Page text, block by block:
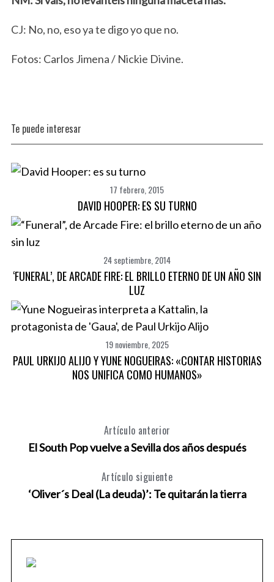
CJ: No, no, eso ya te digo yo que no.
Fotos: Carlos Jimena / Nickie Divine.
Te puede interesar
17 febrero, 2015
DAVID HOOPER: ES SU TURNO
24 septiembre, 2014
‘FUNERAL’, DE ARCADE FIRE: EL BRILLO ETERNO DE UN AÑO SIN
LUZ
19 noviembre, 2025
PAUL URKIJO ALIJO Y YUNE NOGUEIRAS: «CONTAR HISTORIAS
NOS UNIFICA COMO HUMANOS»
Artículo anterior
El South Pop vuelve a Sevilla dos años después
Artículo siguiente
‘Oliver´s Deal (La deuda)’: Te quitarán la tierra